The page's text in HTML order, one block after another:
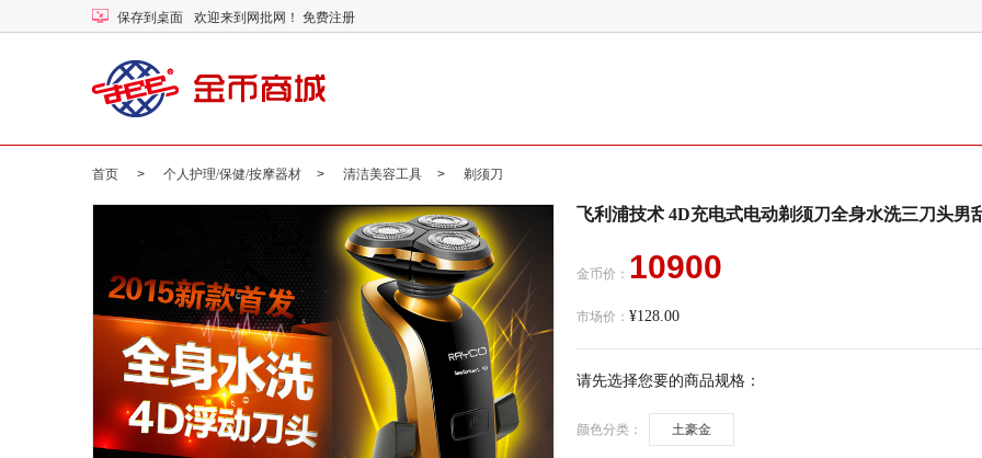
保存到桌面 欢迎来到网批网！ 免费注册
首页 > 个人护理/保健/按摩器材 > 清洁美容工具 > 剃须刀
飞利浦技术 4D充电式电动剃须刀全身水洗三刀头男
金币价： 10900
市场价： ¥128.00
请先选择您要的商品规格：
颜色分类： 土豪金